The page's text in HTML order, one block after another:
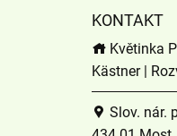
KONTAKT
Květinka
Kästner |
Slov. nár.